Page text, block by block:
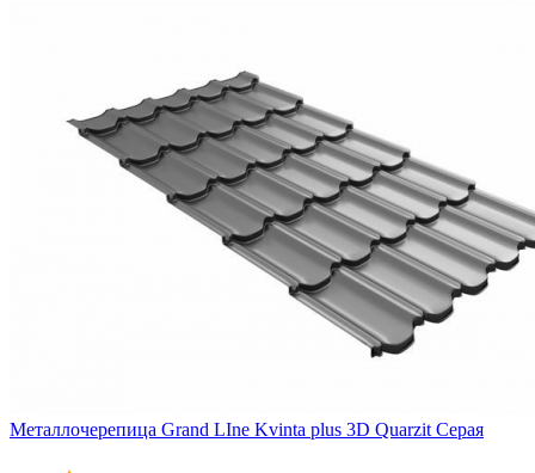
Металлочерепица Grand LIne Kvinta plus 3D Quarzit Серая